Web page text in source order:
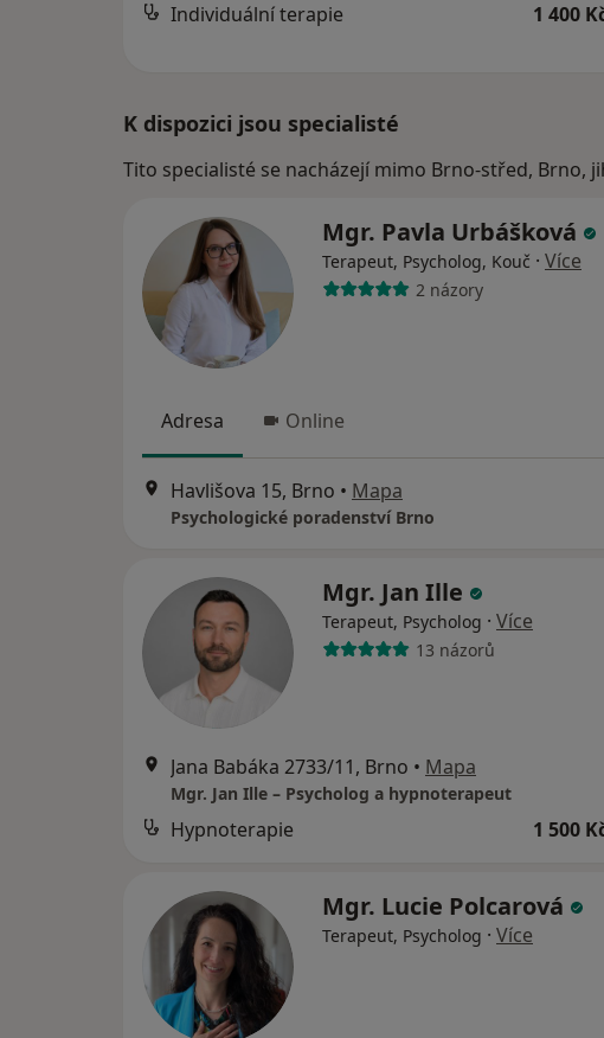
Individuální terapie 1 400
K dispozici jsou specialisté
Tito specialisté se nacházejí mimo Brno-střed, Brno,
Mgr. Pavla Urbášková
Terapeut, Psycholog, Kouč · Více
2 názory
Adresa Online
Havlišova 15, Brno • Mapa
Psychologické poradenství Brno
Mgr. Jan Ille
Terapeut, Psycholog · Více
13 názorů
Jana Babáka 2733/11, Brno • Mapa
Mgr. Jan Ille – Psycholog a hypnoterapeut
Hypnoterapie 1 500
Mgr. Lucie Polcarová
Terapeut, Psycholog · Více